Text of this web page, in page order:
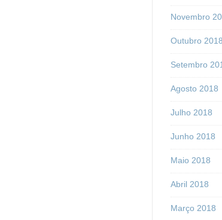
Novembro
Outubro 2018
Setembro
Agosto 2018
Julho 2018
Junho 2018
Maio 2018
Abril 2018
Março 2018